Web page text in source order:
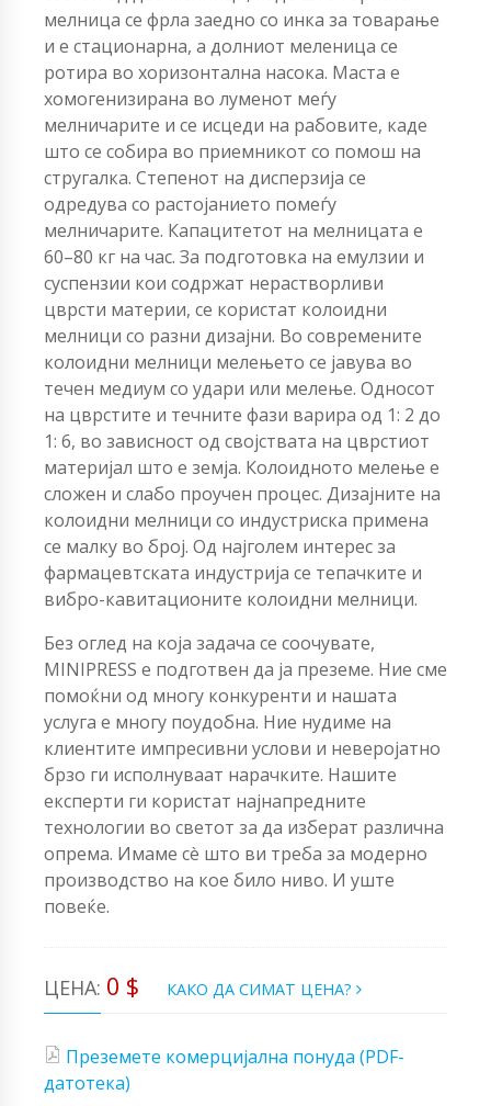
мелница се фрла заедно со инка за товарање
и е стационарна, а долниот меленица се
ротира во хоризонтална насока. Маста е
хомогенизирана во луменот меѓу
мелничарите и се исцеди на рабовите, каде
што се собира во приемникот со помош на
стругалка. Степенот на дисперзија се
одредува со растојанието помеѓу
мелничарите. Капацитетот на мелницата е
60–80 кг на час. За подготовка на емулзии и
суспензии кои содржат нерастворливи
цврсти материи, се користат колоидни
мелници со разни дизајни. Во современите
колоидни мелници мелењето се јавува во
течен медиум со удари или мелење. Односот
на цврстите и течните фази варира од 1: 2 до
1: 6, во зависност од својствата на цврстиот
материјал што е земја. Колоидното мелење е
сложен и слабо проучен процес. Дизајните на
колоидни мелници со индустриска примена
се малку во број. Од најголем интерес за
фармацевтската индустрија се тепачките и
вибро-кавитационите колоидни мелници.
Без оглед на која задача се соочувате,
MINIPRESS е подготвен да ја преземе. Ние сме
помоќни од многу конкуренти и нашата
услуга е многу поудобна. Ние нудиме на
клиентите импресивни услови и неверојатно
брзо ги исполнуваат нарачките. Нашите
експерти ги користат најнапредните
технологии во светот за да изберат различна
опрема. Имаме сè што ви треба за модерно
производство на кое било ниво. И уште
повеќе.
ЦЕНА: 0 $ КАКО ДА СИМАТ ЦЕНА?
Преземете комерцијална понуда (PDF-
датотека)